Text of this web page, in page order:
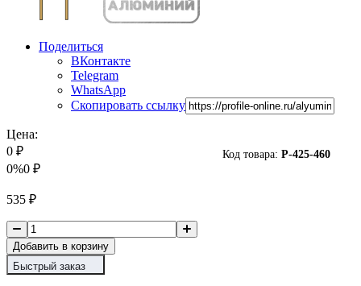
Поделиться
ВКонтакте
Telegram
WhatsApp
Скопировать ссылку
Код товара: P-425-460
Цена:
0 ₽
0%0 ₽
535 ₽
Добавить в корзину
Быстрый заказ